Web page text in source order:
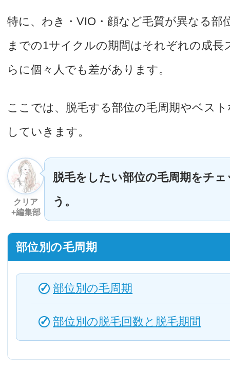
特に、わき・VIO・顔など毛質が異なる部
までの1サイクルの期間はそれぞれの成長
らに個々人でも差があります。
ここでは、脱毛する部位の毛周期やベス
していきます。
クリア
+編集部
脱毛をしたい部位の毛周期をチ
う。
部位別の毛周期
部位別の毛周期
部位別の脱毛回数と脱毛期間